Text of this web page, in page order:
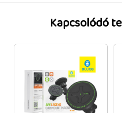
Kapcsolódó
Kapcsolat
Cégünkről, elérhetőségek